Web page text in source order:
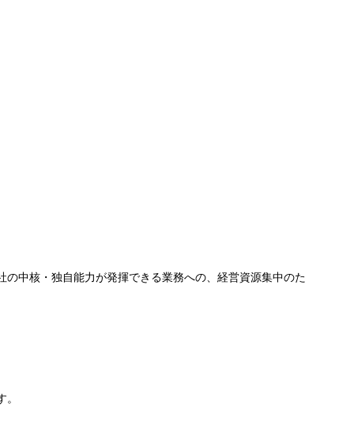
中核・独自能力が発揮できる業務への、経営資源集中のた